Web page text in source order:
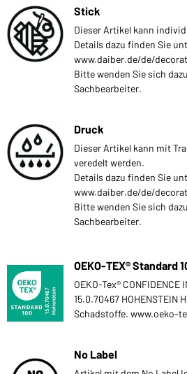
Stick
Dieser Artikel kann
Details dazu finden Sie
www.daiber.de/de/
Bitte wenden Sie sich
Sachbearbeiter.
Druck
Dieser Artikel kann mit
veredelt werden.
Details dazu finden Sie
www.daiber.de/de/
Bitte wenden Sie sich
Sachbearbeiter.
OEKO-TEX® Standard
OEKO-Tex® CONFIDENCE
15.0.70467 HOHENSTEIN
Schadstoffe. www.oeko-
No Label